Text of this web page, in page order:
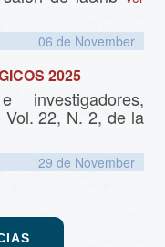
06 de November
2025
investigadores,
22, N. 2, de la
29 de November